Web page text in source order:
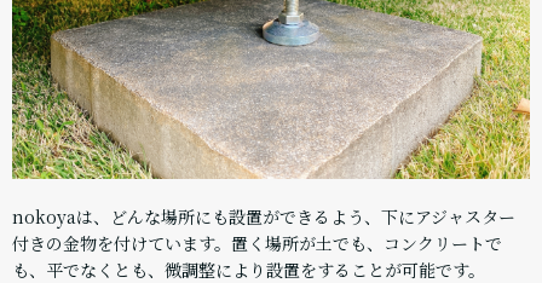
nokoyaは、どんな場所にも設置ができるよう、下にアジャスター
付きの金物を付けています。置く場所が土でも、コンクリートで
も、平でなくとも、微調整により設置をすることが可能です。